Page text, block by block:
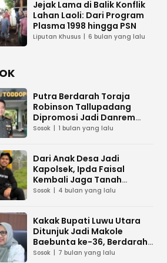
Jejak Lama di Balik Konflik
Lahan Laoli: Dari Program
Plasma 1998 hingga PSN
Liputan Khusus 6 bulan yang lalu
Putra Berdarah Toraja
Robinson Tallupadang
Dipromosi Jadi Danrem
141/Toddopuli
Sosok 1 bulan yang lalu
Dari Anak Desa Jadi
Kapolsek, Ipda Faisal
Kembali Jaga Tanah
Kelahiran
Sosok 4 bulan yang lalu
Kakak Bupati Luwu Utara
Ditunjuk Jadi Makole
Baebunta ke-36, Berdarah
Luwu–Gowa
Sosok 7 bulan yang lalu